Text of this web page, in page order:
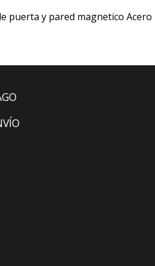
puerta y pared magnetico Acero